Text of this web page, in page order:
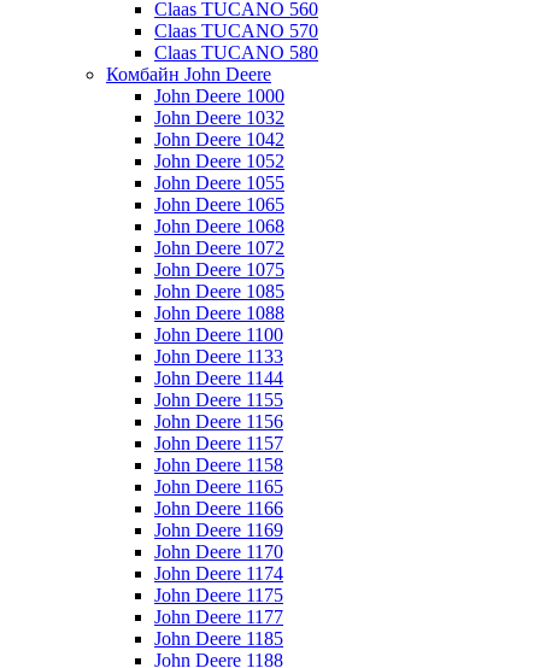
Claas TUCANO 560
Claas TUCANO 570
Claas TUCANO 580
Комбайн John Deere
John Deere 1000
John Deere 1032
John Deere 1042
John Deere 1052
John Deere 1055
John Deere 1065
John Deere 1068
John Deere 1072
John Deere 1075
John Deere 1085
John Deere 1088
John Deere 1100
John Deere 1133
John Deere 1144
John Deere 1155
John Deere 1156
John Deere 1157
John Deere 1158
John Deere 1165
John Deere 1166
John Deere 1169
John Deere 1170
John Deere 1174
John Deere 1175
John Deere 1177
John Deere 1185
John Deere 1188